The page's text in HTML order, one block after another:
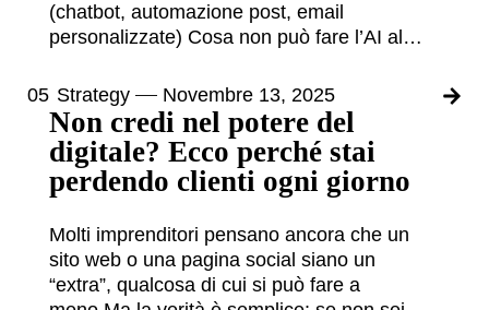
(chatbot, automazione post, email
personalizzate) Cosa non può fare l’AI al…
05 Strategy Novembre 13, 2025
Non credi nel potere del
digitale? Ecco perché stai
perdendo clienti ogni giorno
Molti imprenditori pensano ancora che un
sito web o una pagina social siano un
“extra”, qualcosa di cui si può fare a